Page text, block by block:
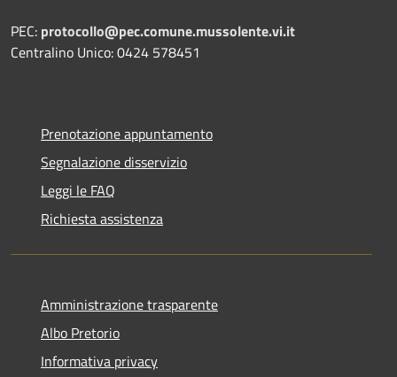
PEC: protocollo@pec.comune.mussolente.vi.it
Centralino Unico: 0424 578451
Prenotazione appuntamento
Segnalazione disservizio
Leggi le FAQ
Richiesta assistenza
Amministrazione trasparente
Albo Pretorio
Informativa privacy